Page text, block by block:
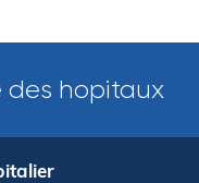
des hopitaux